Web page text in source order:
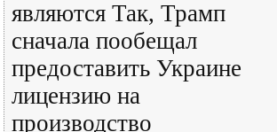
являются Так, Трамп
сначала пообещал
предоставить Украине
лицензию на
производство